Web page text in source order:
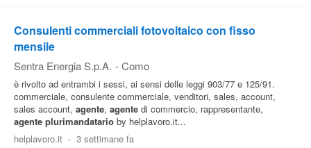
Consulenti commerciali fotovoltaico con fisso
mensile
Sentra Energia S.p.A. - Como
è rivolto ad entrambi i sessi, ai sensi delle leggi 903/77 e 125/91.
commerciale, consulente commerciale, venditori, sales, account,
sales account, agente, agente di commercio, rappresentante,
agente plurimandatario by helplavoro.it...
helplavoro.it - 3 settimane fa